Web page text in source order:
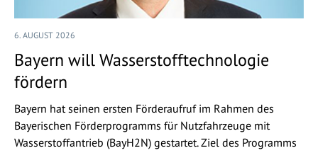
6. AUGUST 2026
Bayern will Wasserstofftechnologie
fördern
Bayern hat seinen ersten Förderaufruf im Rahmen des
Bayerischen Förderprogramms für Nutzfahrzeuge mit
Wasserstoffantrieb (BayH2N) gestartet. Ziel des Programms